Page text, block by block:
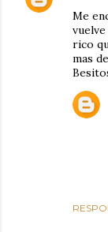
Me
rico
mas